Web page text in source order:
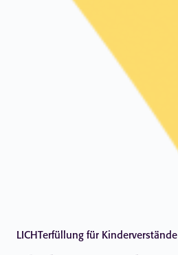
LICHTerfüllung für Kinderverstände